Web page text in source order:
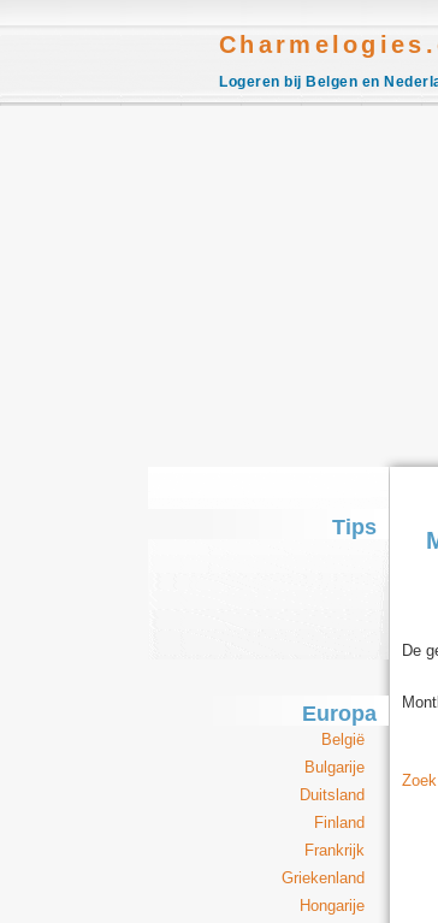
Logeren bij Belgen en
Tips
Europa
België
Bulgarije
Duitsland
Finland
Frankrijk
Griekenland
Hongarije
De